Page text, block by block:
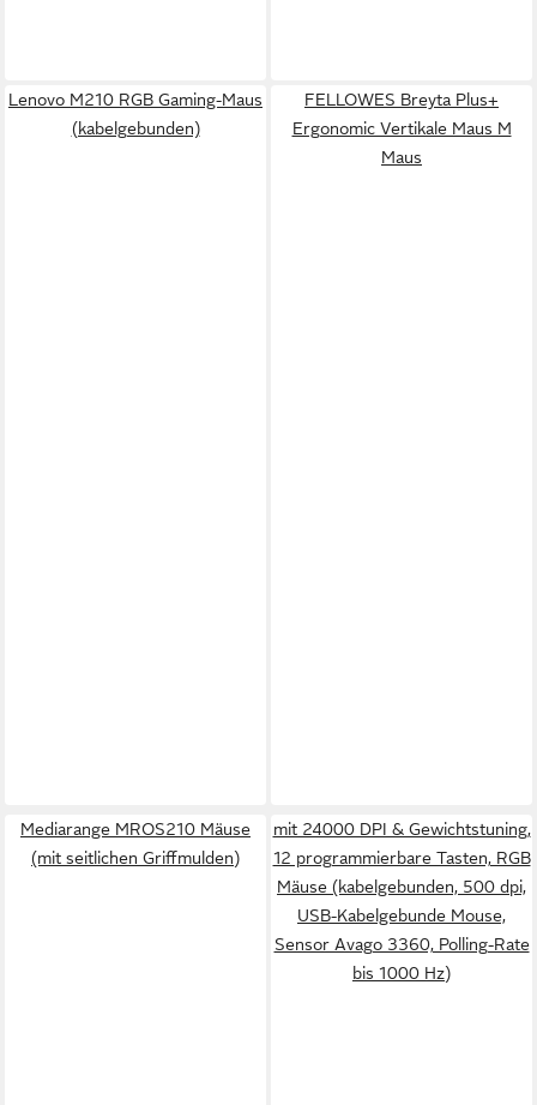
Lenovo M210 RGB Gaming-Maus
(kabelgebunden)
FELLOWES Breyta Plus+
Ergonomic Vertikale Maus M
Maus
Mediarange MROS210 Mäuse
(mit seitlichen Griffmulden)
mit 24000 DPI & Gewichtstuning,
12 programmierbare Tasten, RGB
Mäuse (kabelgebunden, 500 dpi,
USB-Kabelgebunde Mouse,
Sensor Avago 3360, Polling-Rate
bis 1000 Hz)